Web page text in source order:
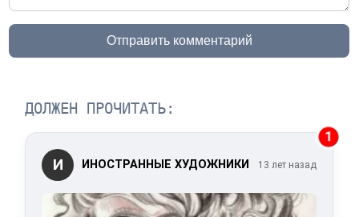
Отправить комментарий
ДОЛЖЕН ПРОЧИТАТЬ:
1
И ИНОСТРАННЫЕ ХУДОЖНИКИ 13 лет назад